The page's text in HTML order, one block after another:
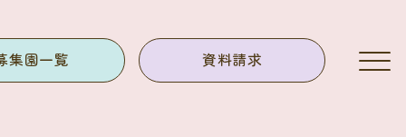
集園一覧 資料請求